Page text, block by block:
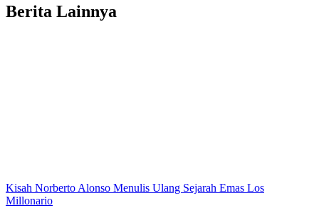
Berita Lainnya
Kisah Norberto Alonso Menulis Ulang Sejarah Emas Los
Millonario